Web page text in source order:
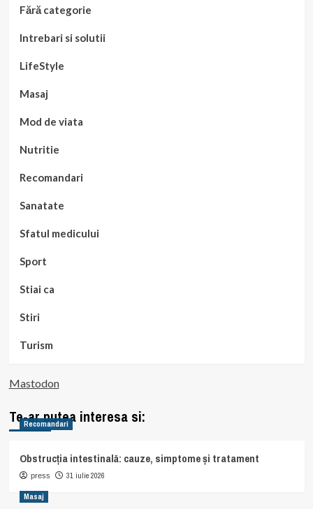
Fără categorie
Intrebari si solutii
LifeStyle
Masaj
Mod de viata
Nutritie
Recomandari
Sanatate
Sfatul medicului
Sport
Stiai ca
Stiri
Turism
Mastodon
Te-ar putea interesa si:
Recomandari
Obstrucția intestinală: cauze, simptome și tratament
press 31 iulie 2026
Masaj